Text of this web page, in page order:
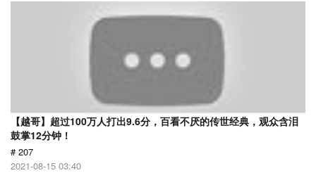
【越哥】超过100万人打出9.6分，百看不厌的传世经典，观众含泪
鼓掌12分钟！
# 207
2021-08-15 03:40